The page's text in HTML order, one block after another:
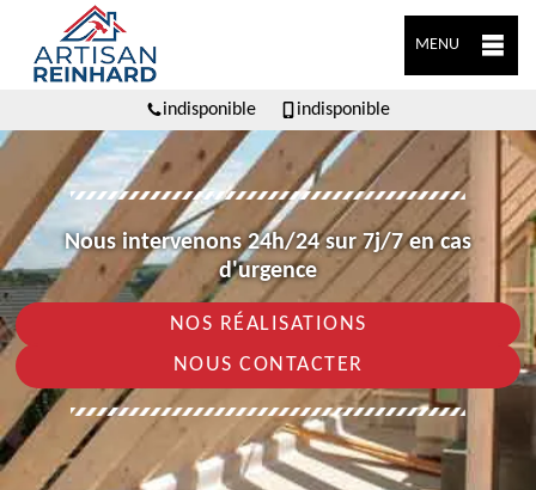
MENU
indisponible indisponible
Nous intervenons 24h/24 sur 7j/7 en cas
d'urgence
NOS RÉALISATIONS
NOUS CONTACTER